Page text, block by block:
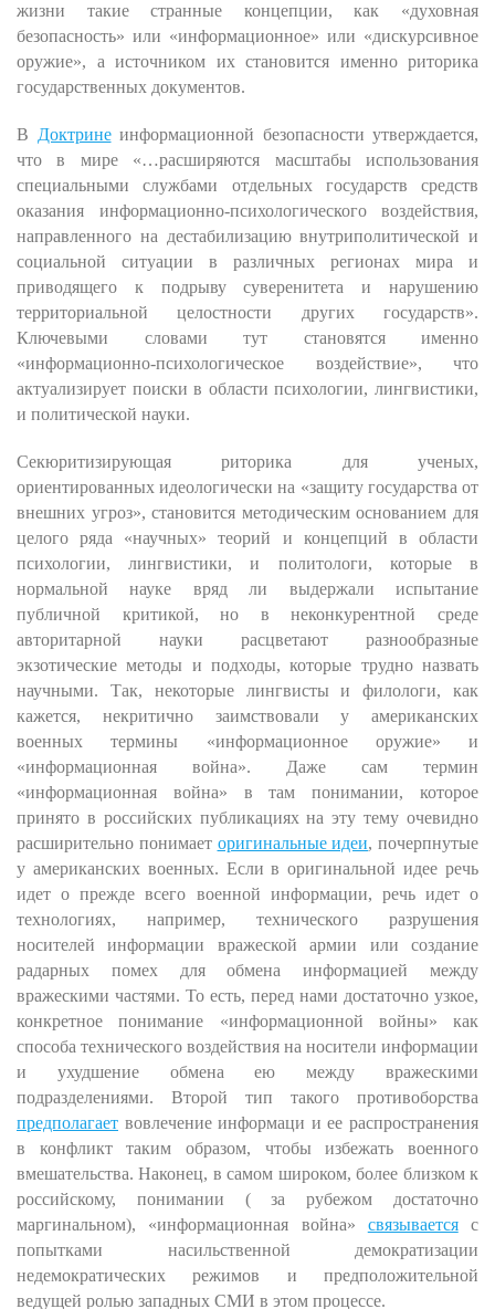
жизни такие странные концепции, как «духовная
безопасность» или «информационное» или «дискурсивное
оружие», а источником их становится именно риторика
государственных документов.
В Доктринеинформационной безопасности утверждается,
что в мире «…расширяются масштабы использования
специальными службами отдельных государств средств
оказания информационно-психологического воздействия,
направленного на дестабилизацию внутриполитической и
социальной ситуации в различных регионах мира и
приводящего к подрыву суверенитета и нарушению
территориальной целостности других государств».
Ключевыми словами тут становятся именно
«информационно-психологическое воздействие», что
актуализирует поиски в области психологии, лингвистики,
и политической науки.
Секюритизирующая риторика для ученых,
ориентированных идеологически на «защиту государства от
внешних угроз», становится методическим основанием для
целого ряда «научных» теорий и концепций в области
психологии, лингвистики, и политологи, которые в
нормальной науке вряд ли выдержали испытание
публичной критикой, но в неконкурентной среде
авторитарной науки расцветают разнообразные
экзотические методы и подходы, которые трудно назвать
научными. Так, некоторые лингвисты и филологи, как
кажется, некритично заимствовали у американских
военных термины «информационное оружие» и
«информационная война». Даже сам термин
«информационная война» в там понимании, которое
принято в российских публикациях на эту тему очевидно
расширительно понимает оригинальные идеи, почерпнутые
у американских военных. Если в оригинальной идее речь
идет о прежде всего военной информации, речь идет о
технологиях, например, технического разрушения
носителей информации вражеской армии или создание
радарных помех для обмена информацией между
вражескими частями. То есть, перед нами достаточно узкое,
конкретное понимание «информационной войны» как
способа технического воздействия на носители информации
и ухудшение обмена ею между вражескими
подразделениями. Второй тип такого противоборства
предполагает вовлечение информаци и ее распространения
в конфликт таким образом, чтобы избежать военного
вмешательства. Наконец, в самом широком, более близком к
российскому, понимании ( за рубежом достаточно
маргинальном), «информационная война» связываетсяс
попытками насильственной демократизации
недемократических режимов и предположительной
ведущей ролью западных СМИ в этом процессе.